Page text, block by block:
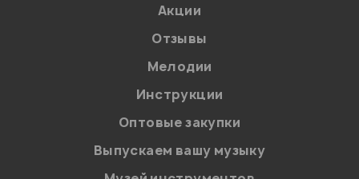
Акции
Отзывы
Мелодии
Инструкции
Оптовые закупки
Выпускаем вашу музыку